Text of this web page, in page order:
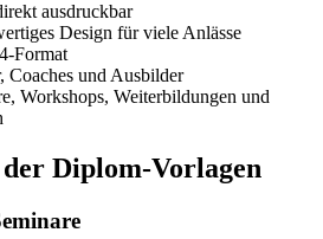
ausdruckbar
Design für viele Anlässe
Format
Coaches und Ausbilder
Workshops, Weiterbildungen und
Diplom-Vorlagen